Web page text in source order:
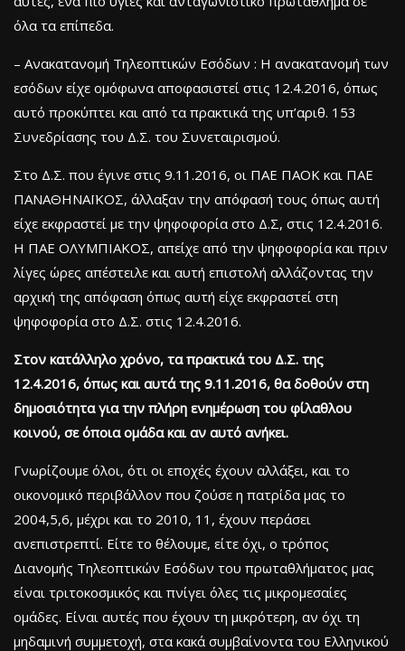
όλα τα επίπεδα.
– Ανακατανομή Τηλεοπτικών Εσόδων : Η ανακατανομή των
εσόδων είχε ομόφωνα αποφασιστεί στις 12.4.2016, όπως
αυτό προκύπτει και από τα πρακτικά της υπ’αριθ. 153
Συνεδρίασης του Δ.Σ. του Συνεταιρισμού.
Στο Δ.Σ. που έγινε στις 9.11.2016, οι ΠΑΕ ΠΑΟΚ και ΠΑΕ
ΠΑΝΑΘΗΝΑΪΚΟΣ, άλλαξαν την απόφασή τους όπως αυτή
είχε εκφραστεί με την ψηφοφορία στο Δ.Σ, στις 12.4.2016.
Η ΠΑΕ ΟΛΥΜΠΙΑΚΟΣ, απείχε από την ψηφοφορία και πριν
λίγες ώρες απέστειλε και αυτή επιστολή αλλάζοντας την
αρχική της απόφαση όπως αυτή είχε εκφραστεί στη
ψηφοφορία στο Δ.Σ. στις 12.4.2016.
Στον κατάλληλο χρόνο, τα πρακτικά του Δ.Σ. της
12.4.2016, όπως και αυτά της 9.11.2016, θα δοθούν στη
δημοσιότητα για την πλήρη ενημέρωση του φίλαθλου
κοινού, σε όποια ομάδα και αν αυτό ανήκει.
Γνωρίζουμε όλοι, ότι οι εποχές έχουν αλλάξει, και το
οικονομικό περιβάλλον που ζούσε η πατρίδα μας το
2004,5,6, μέχρι και το 2010, 11, έχουν περάσει
ανεπιστρεπτί. Είτε το θέλουμε, είτε όχι, ο τρόπος
Διανομής Τηλεοπτικών Εσόδων του πρωταθλήματος μας
είναι τριτοκοσμικός και πνίγει όλες τις μικρομεσαίες
ομάδες. Είναι αυτές που έχουν τη μικρότερη, αν όχι τη
μηδαμινή συμμετοχή, στα κακά συμβαίνοντα του Ελληνικού